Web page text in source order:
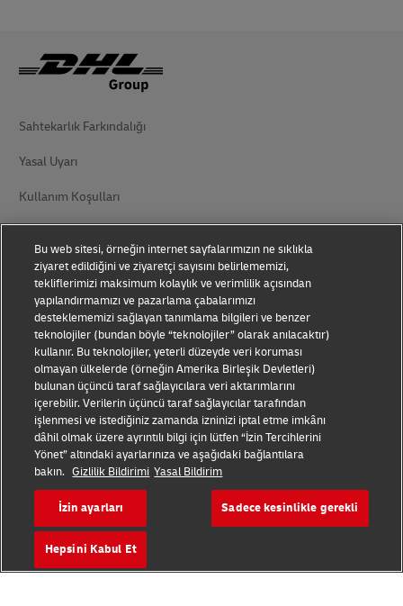
Sahtekarlık Farkındalığı
Yasal Uyarı
Kullanım Koşulları
Kişisel Verilerin Korunması
Ek Bilgiler
DHL Express Tüketici Şikayetleri
Çerez Ayarları
Bizi Takip Edin
2026 © - tüm hakları saklıdır
Bu web sitesi, örneğin internet sayfalarımızın ne sıklıkla
ziyaret edildiğini ve ziyaretçi sayısını belirlememizi,
tekliflerimizi maksimum kolaylık ve verimlilik açısından
yapılandırmamızı ve pazarlama çabalarımızı
desteklememizi sağlayan tanımlama bilgileri ve benzer
teknolojiler (bundan böyle “teknolojiler” olarak anılacaktır)
kullanır. Bu teknolojiler, yeterli düzeyde veri koruması
olmayan ülkelerde (örneğin Amerika Birleşik Devletleri)
bulunan üçüncü taraf sağlayıcılara veri aktarımlarını
içerebilir. Verilerin üçüncü taraf sağlayıcılar tarafından
işlenmesi ve istediğiniz zamanda izninizi iptal etme imkânı
dâhil olmak üzere ayrıntılı bilgi için lütfen “İzin Tercihlerini
Yönet” altındaki ayarlarınıza ve aşağıdaki bağlantılara
bakın. Gizlilik Bildirimi Yasal Bildirim
İzin ayarları Sadece kesinlikle gerekli
Hepsini Kabul Et